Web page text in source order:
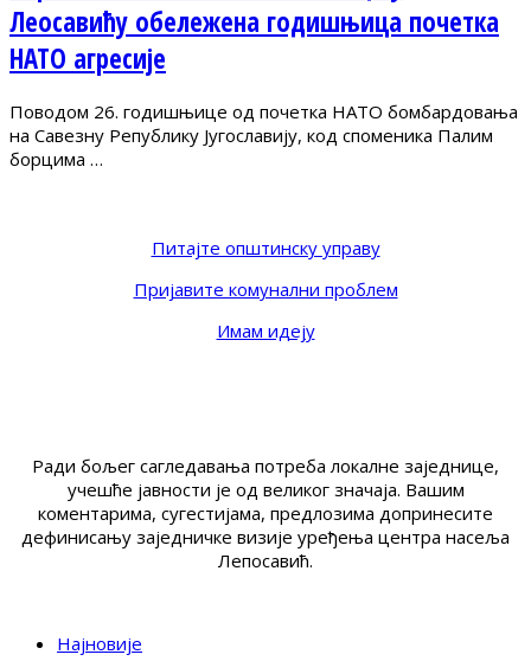
Леосавићу обележена годишњица почетка
НАТО агресије
Поводом 26. годишњице од почетка НАТО бомбардовања
на Савезну Републику Југославију, код споменика Палим
борцима …
Питајте општинску управу
Пријавите комунални проблем
Имам идеју
Ради бољег сагледавања потреба локалне заједнице,
учешће јавности је од великог значаја. Вашим
коментарима, сугестијама, предлозима допринесите
дефинисању заједничке визије уређења центра насеља
Лепосавић.
Најновије